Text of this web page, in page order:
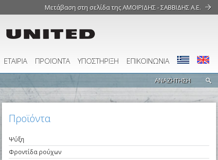
Μετάβαση στη σελίδα της ΑΜΟΙΡΙΔΗΣ - ΣΑΒΒΙΔΗΣ Α.Ε.
ΕΤΑΙΡΙΑ ΠΡΟΪΟΝΤΑ ΥΠΟΣΤΗΡΙΞΗ ΕΠΙΚΟΙΝΩΝΙΑ
Προϊόντα
Ψύξη
Φροντίδα ρούχων